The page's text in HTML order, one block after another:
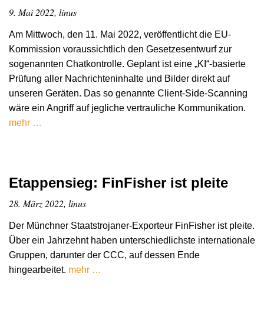
9. Mai 2022, linus
Am Mittwoch, den 11. Mai 2022, veröffentlicht die EU-
Kommission voraussichtlich den Gesetzesentwurf zur
sogenannten Chatkontrolle. Geplant ist eine „KI“-basierte
Prüfung aller Nachrichteninhalte und Bilder direkt auf
unseren Geräten. Das so genannte Client-Side-Scanning
wäre ein Angriff auf jegliche vertrauliche Kommunikation.
mehr …
Etappensieg: FinFisher ist pleite
28. März 2022, linus
Der Münchner Staatstrojaner-Exporteur FinFisher ist pleite.
Über ein Jahrzehnt haben unterschiedlichste internationale
Gruppen, darunter der CCC, auf dessen Ende
hingearbeitet. mehr …